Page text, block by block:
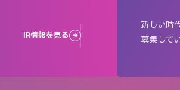
IR情報を見る
新しい時
募集して